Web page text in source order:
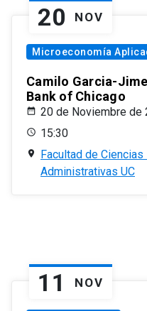
20 NOV
Microeconomía
Camilo Garcia-
Bank of Chicago
20 de Noviembre de
15:30
Facultad de
Administrativas UC
11 NOV